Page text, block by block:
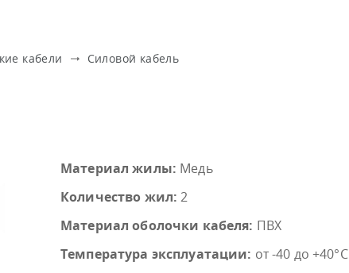
кабели Силовой кабель
Материал жилы: Медь
Количество жил: 2
Материал оболочки кабеля: ПВХ
Температура эксплуатации: от -40 до +40°С